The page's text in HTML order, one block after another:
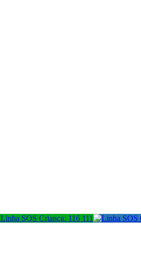
Linha SOS Criança: 116 111